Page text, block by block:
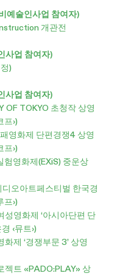
예술인사업 참여자)
개관전
사업 참여자)
)
사업 참여자)
OF TOKYO 초청작 상영
›)
영화제 단편경쟁4 상영
›)
영화제(EXiS) 중운상
오아트페스티벌 한국경
›)
영화제 ‘아시아단편 단
‹뮤트›)
제 ‘경쟁부문 3’ 상영
트 «PADO:PLAY» 상